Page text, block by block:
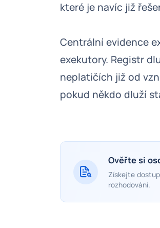
které je navíc již
Centrální evidence
exekutory. Registr
neplatičích již od
pokud někdo dluží
Ověřte si
Získejte
rozhodování.